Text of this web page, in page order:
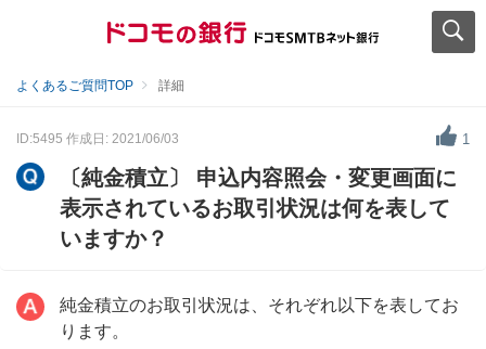
よくあるご質問TOP 詳細
ID:5495 作成日: 2021/06/03 1
〔純金積立〕 申込内容照会・変更画面に
表示されているお取引状況は何を表して
いますか？
純金積立のお取引状況は、それぞれ以下を表してお
ります。